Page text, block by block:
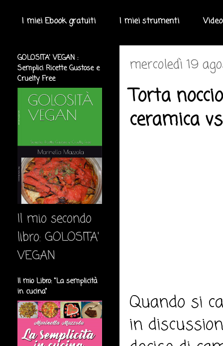
I miei Ebook gratuiti I miei strumenti
mercoledì 19
Torta
ceramica
Quando si
in
GOLOSITA' VEGAN :
Semplici Ricette Gustose e
Cruelty Free
Il mio secondo
libro: GOLOSITA'
VEGAN
Il mio Libro: "La semplicità
in cucina"